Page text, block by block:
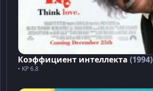
Коэффициент интеллекта (1994)
• KP 6.8